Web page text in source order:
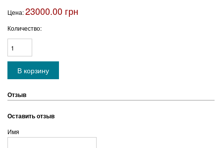
Цена:23000.00 грн
Количество:
Отзыв
Оставить отзыв
Имя